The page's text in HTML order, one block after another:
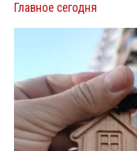
Главное сегодня